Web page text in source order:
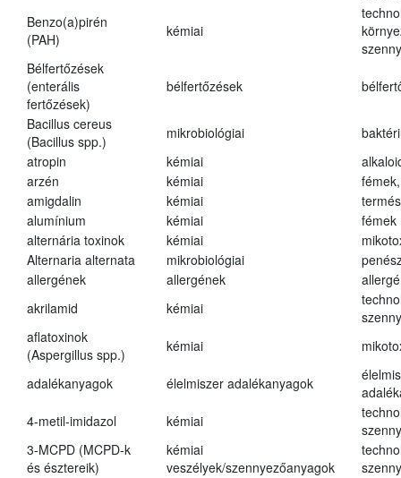
Benzo(a)pirén
(PAH)
kémiai
Bélfertőzések
(enterális
fertőzések)
bélfertőzések
Bacillus cereus
(Bacillus spp.)
mikrobiológiai
atropin
kémiai
arzén
kémiai
amigdalin
kémiai
alumínium
kémiai
fémek
alternária toxinok
kémiai
Alternaria alternata
mikrobiológiai
allergének
allergének
akrilamid
kémiai
aflatoxinok
(Aspergillus spp.)
kémiai
adalékanyagok élelmiszer adalékanyagok
4-metil-imidazol
kémiai
3-MCPD (MCPD-k
és észtereik)
kémiai
veszélyek/szennyezőanyagok